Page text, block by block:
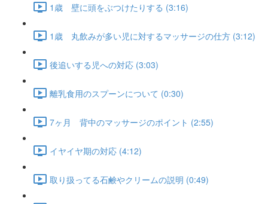
1歳 壁に頭をぶつけたりする (3:16)
1歳 丸飲みが多い児に対するマッサージの仕方 (3:12)
後追いする児への対応 (3:03)
離乳食用のスプーンについて (0:30)
7ヶ月 背中のマッサージのポイント (2:55)
イヤイヤ期の対応 (4:12)
取り扱ってる石鹸やクリームの説明 (0:49)